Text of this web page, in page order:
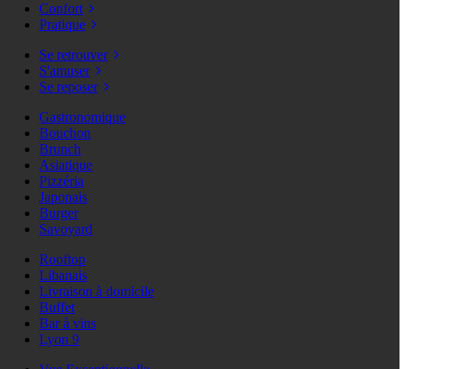
Confort
Pratique
Se retrouver
S'amuser
Se reposer
Gastronomique
Bouchon
Brunch
Asiatique
Pizzéria
Japonais
Burger
Savoyard
Rooftop
Libanais
Livraison à domicile
Buffet
Bar à vins
Lyon 9